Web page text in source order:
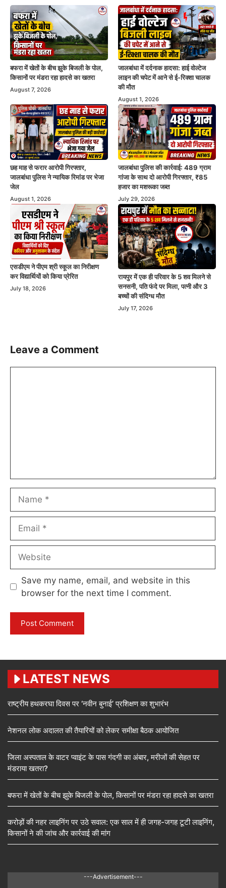
बफरा में खेतों के बीच झुके बिजली के पोल,
किसानों पर मंडरा रहा हादसे का खतरा
August 7, 2026
जालबांधा में दर्दनाक हादसा: हाई वोल्टेज
लाइन की चपेट में आने से ई-रिक्शा चालक
की मौत
August 1, 2026
छह माह से फरार आरोपी गिरफ्तार,
जालबांधा पुलिस ने न्यायिक रिमांड पर भेजा
जेल
August 1, 2026
जालबांधा पुलिस की कार्रवाई: 489 ग्राम
गांजा के साथ दो आरोपी गिरफ्तार, ₹85
हजार का मशरूका जब्त
July 29, 2026
एसडीएम ने पीएम श्री स्कूल का निरीक्षण
कर विद्यार्थियों को किया प्रेरित
July 18, 2026
रायपुर में एक ही परिवार के 5 शव मिलने से
सनसनी, पति फंदे पर मिला, पत्नी और 3
बच्चों की संदिग्ध मौत
July 17, 2026
Leave a Comment
Save my name, email, and website in this
browser for the next time I comment.
LATEST NEWS
राष्ट्रीय हथकरघा दिवस पर ‘नवीन बुनाई’ प्रशिक्षण का शुभारंभ
नेशनल लोक अदालत की तैयारियों को लेकर समीक्षा बैठक आयोजित
जिला अस्पताल के वाटर प्वाइंट के पास गंदगी का अंबार, मरीजों की सेहत पर
मंडराया खतरा?
बफरा में खेतों के बीच झुके बिजली के पोल, किसानों पर मंडरा रहा हादसे का खतरा
करोड़ों की नहर लाइनिंग पर उठे सवाल: एक साल में ही जगह-जगह टूटी लाइनिंग,
किसानों ने की जांच और कार्रवाई की मांग
---Advertisement---